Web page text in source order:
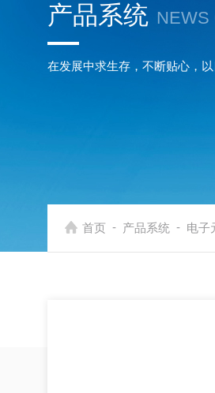
产品系统 NEWS
在发展中求生存，不断贴心，
首页 - 产品系统 - 电子